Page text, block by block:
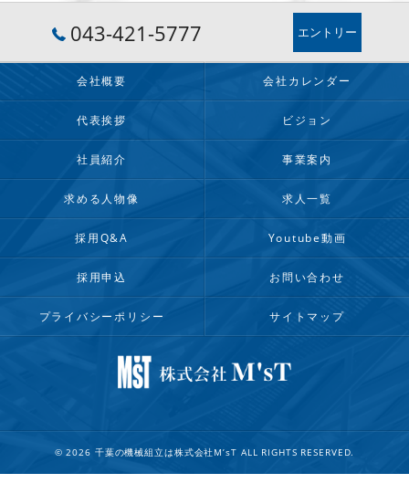
043-421-5777 エントリー
会社概要 会社カレンダー
代表挨拶 ビジョン
社員紹介 事業案内
求める人物像 求人一覧
採用Q&A Youtube動画
採用申込 お問い合わせ
プライバシーポリシー サイトマップ
© 2026 千葉の機械組立は株式会社M’sT ALL RIGHTS RESERVED.